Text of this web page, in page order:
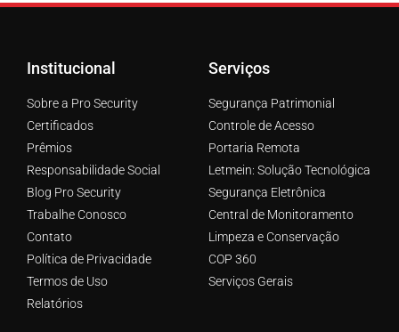
Institucional
Sobre a Pro Security
Certificados
Prêmios
Responsabilidade Social
Blog Pro Security
Trabalhe Conosco
Contato
Política de Privacidade
Termos de Uso
Relatórios
Serviços
Segurança Patrimonial
Controle de Acesso
Portaria Remota
Letmein: Solução Tecnológica
Segurança Eletrônica
Central de Monitoramento
Limpeza e Conservação
COP 360
Serviços Gerais